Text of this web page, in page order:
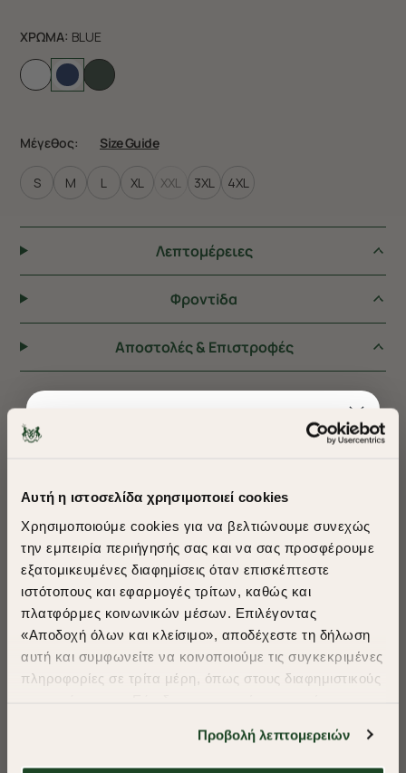
Αυτή η ιστοσελίδα χρησιμοποιεί cookies
Χρησιμοποιούμε cookies για να βελτιώνουμε συνεχώς
την εμπειρία περιήγησής σας και να σας προσφέρουμε
εξατομικευμένες διαφημίσεις όταν επισκέπτεστε
ιστότοπους και εφαρμογές τρίτων, καθώς και
πλατφόρμες κοινωνικών μέσων. Επιλέγοντας
«Αποδοχή όλων και κλείσιμο», αποδέχεστε τη δήλωση
αυτή και συμφωνείτε να κοινοποιούμε τις συγκεκριμένες
πληροφορίες σε τρίτα μέρη, όπως στους διαφημιστικούς
απαιτούμενα cookies» και θα περιοριστούμε
στα cookies και τις τεχνολογίες που είναι απολύτως
Προβολή λεπτομερειών
ΧΡΩΜΑ: BLUE
Μέγεθος: Size Guide
S M L XL XXL 3XL 4XL
Λεπτομέρειες
Φροντiδα
Αποστολές & Επιστροφές
ΠΡΟΤΕΙΝΟΥΜΕ ΓΙΑ ΕΣΑΣ
​
A Season of Style
SUMMER SALE